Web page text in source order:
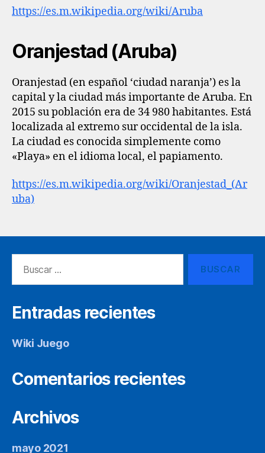
https://es.m.wikipedia.org/wiki/Aruba
Oranjestad (Aruba)
Oranjestad (en español ‘ciudad naranja’) es la
capital y la ciudad más importante de Aruba. En
2015 su población era de 34 980 habitantes. Está
localizada al extremo sur occidental de la isla.
La ciudad es conocida simplemente como
«Playa» en el idioma local, el papiamento.
https://es.m.wikipedia.org/wiki/Oranjestad_(Ar
uba)
Entradas recientes
Wiki Juego
Comentarios recientes
Archivos
mayo 2021